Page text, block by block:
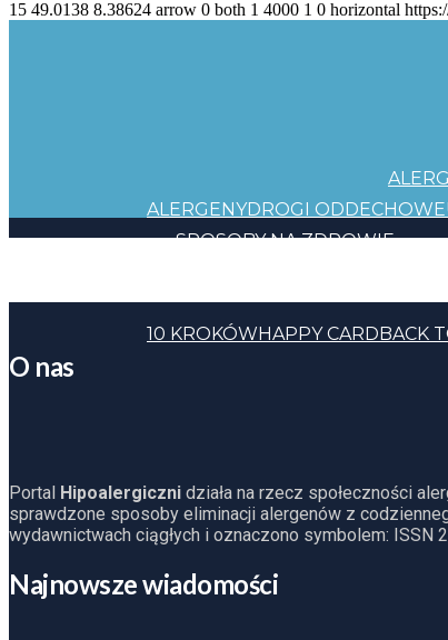
15 49.0138 8.38624 arrow 0 both 1 4000 1 0 horizontal
ALERGENYDROGI ODDECHOWE
SPOSOBY NA ZDROWIE
10 KROKÓWHAPPY CARDBACK
O nas
Portal Hipoalergiczni działa na rzecz społeczności
sprawdzone sposoby eliminacji alergenów z
wydawnictwach ciągłych i oznaczono symbolem: ISSN
Najnowsze wiadomości